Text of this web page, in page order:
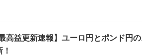
高益更新速報】ユーロ円とポンド円